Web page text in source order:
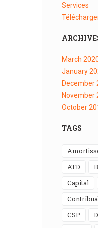
Services
March 2020
January
December
November
October
TAGS
ATD
Capital
CSP